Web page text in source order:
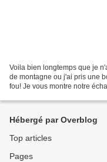
Voila bien longtemps que je
de montagne ou j'ai pris une
fou! Je vous montre notre
Hébergé par Overblog
Top articles
Pages